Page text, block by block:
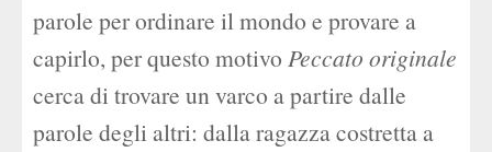
parole per ordinare il mondo e provare a
capirlo, per questo motivo Peccato originale
cerca di trovare un varco a partire dalle
parole degli altri: dalla ragazza costretta a